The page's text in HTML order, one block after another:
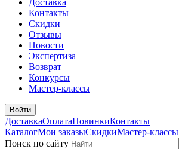
Доставка
Контакты
Скидки
Отзывы
Новости
Экспертиза
Возврат
Конкурсы
Мастер-классы
Войти
ДоставкаОплатаНовинкиКонтакты
КаталогМои заказыСкидкиМастер-классы
Поиск по сайту